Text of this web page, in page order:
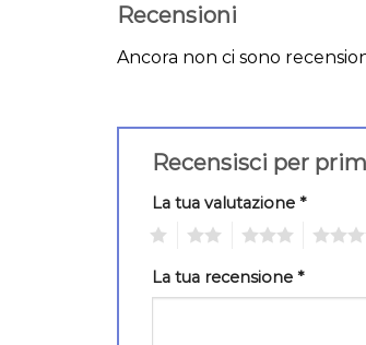
Recensioni
Ancora non ci sono
Recensisci per
La tua valutazione *
La tua recensione *